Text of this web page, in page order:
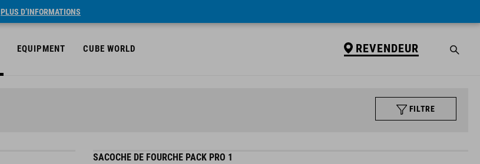
PLUS D’INFORMATIONS
EQUIPMENT CUBE WORLD REVENDEUR
FILTRE
SACOCHE DE FOURCHE PACK PRO 1